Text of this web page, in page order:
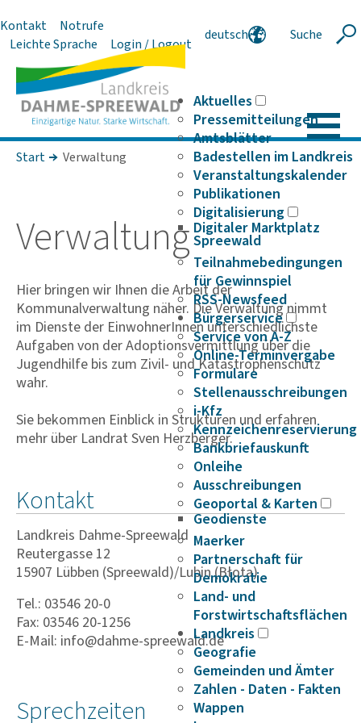
Kontakt
Notrufe
Leichte Sprache
Login / Logout
deutsch
Suche
Aktuelles
Pressemitteilungen
Amtsblätter
Badestellen im Landkreis
Veranstaltungskalender
Publikationen
Digitalisierung
Digitaler Marktplatz
Spreewald
Teilnahmebedingungen
für Gewinnspiel
RSS-Newsfeed
Bürgerservice
Service von A-Z
Online-Terminvergabe
Formulare
Stellenausschreibungen
i-Kfz
Kennzeichenreservierung
Bankbriefauskunft
Onleihe
Ausschreibungen
Geoportal & Karten
Geodienste
Maerker
Partnerschaft für
Demokratie
Land- und
Forstwirtschaftsflächen
Landkreis
Geografie
Gemeinden und Ämter
Zahlen - Daten - Fakten
Wappen
Start Verwaltung
Verwal­tung
Hier bringen wir Ihnen die Arbeit der
Kommunalverwaltung näher. Die Verwaltung nimmt
im Dienste der EinwohnerInnen unterschiedlichste
Aufgaben von der Adoptionsvermittlung über die
Jugendhilfe bis zum Zivil- und Katastrophenschutz
wahr.
Sie bekommen Einblick in Strukturen und erfahren
mehr über Landrat Sven Herzberger.
Kontakt
Landkreis Dahme-Spreewald
Reutergasse 12
15907 Lübben (Spreewald)/Lubin (Błota)
Tel.: 03546 20-0
Fax: 03546 20-1256
E-Mail: info@dahme-spreewald.de
Sprechzeiten